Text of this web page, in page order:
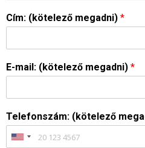
Cím: (kötelező megadni) *
E-mail: (kötelező megadni) *
Telefonszám: (kötelező